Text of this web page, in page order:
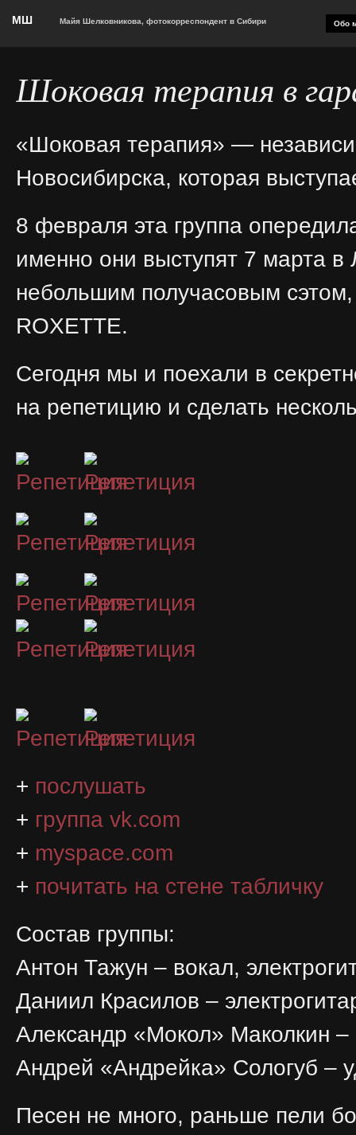
МШ Майя Шелковникова, фотокорреспондент в Сибири Обо
Шоковая терапия в
«Шоковая терапия» —
Новосибирска, которая
8 февраля эта группа
именно они выступят 7 марта
небольшим получасовым
ROXETTE.
Сегодня мы и поехали в
на репетицию и сделать
+ послушать
+ группа vk.com
+ myspace.com
+ почитать на стене табличку
Состав группы:
Антон Тажун – вокал,
Даниил Красилов –
Александр «Мокол» Маколкин –
Андрей «Андрейка» Сологуб –
Песен не много, раньше пели